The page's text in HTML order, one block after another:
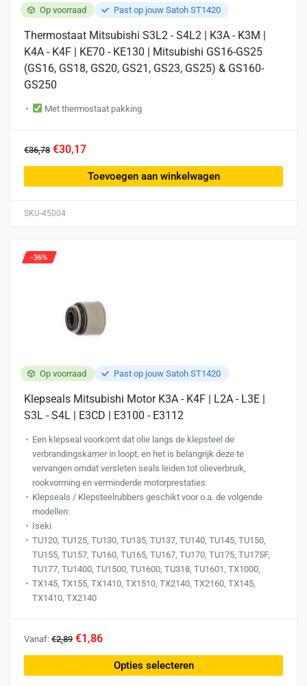
Op voorraad Past op jouw Satoh ST1420
SKU-45004
Thermostaat Mitsubishi S3L2 - S4L2 | K3A - K3M |
K4A - K4F | KE70 - KE130 | Mitsubishi GS16-GS25
(GS16, GS18, GS20, GS21, GS23, GS25) & GS160-
GS250
Met thermostaat pakking
€36,78 €30,17
Toevoegen aan winkelwagen
Op voorraad Past op jouw Satoh ST1420
-36%
Klepseals Mitsubishi Motor K3A - K4F | L2A - L3E |
S3L - S4L | E3CD | E3100 - E3112
Een klepseal voorkomt dat olie langs de klepsteel de
verbrandingskamer in loopt, en het is belangrijk deze te
vervangen omdat versleten seals leiden tot olieverbruik,
rookvorming en verminderde motorprestaties.
Klepseals / Klepsteelrubbers geschikt voor o.a. de volgende
modellen:
Iseki
TU120, TU125, TU130, TU135, TU137, TU140, TU145, TU150,
TU155, TU157, TU160, TU165, TU167, TU170, TU175, TU175F,
TU177, TU1400, TU1500, TU1600, TU318, TU1601, TX1000,
TX145, TX155, TX1410, TX1510, TX2140, TX2160, TX145,
TX1410, TX2140
Vanaf: €2,89 €1,86
Opties selecteren
product
heeft
meerdere